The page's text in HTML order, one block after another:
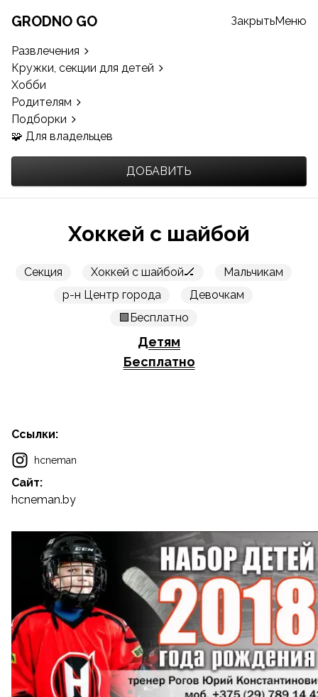
GRODNO GO
Развлечения
Кружки, секции для детей
Хобби
Родителям
Подборки
🧩 Для владельцев
ДОБАВИТЬ
ЗакрытьМеню
Хоккей с шайбой
Секция Хоккей с шайбой🏒
Мальчикам
р-н Центр города
Девочкам
🟩Бесплатно
Детям
Бесплатно
Ссылки:
hcneman
Сайт:
hcneman.by